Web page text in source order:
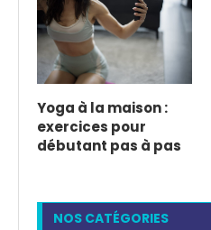
Yoga à la maison :
exercices pour
débutant pas à pas
NOS CATÉGORIES